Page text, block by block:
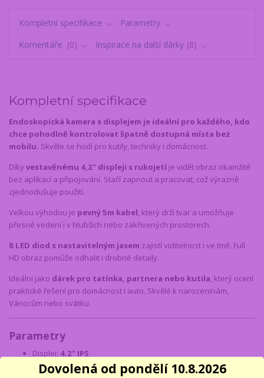
Kompletní specifikace
Parametry
Komentáře
0 Inspirace na další dárky 8
Kompletní specifikace
Endoskopická kamera s displejem je ideální pro každého, kdo
chce pohodlně kontrolovat špatně dostupná místa bez
mobilu. Skvěle se hodí pro kutily, techniky i domácnost.
Díky vestavěnému 4,2" displeji s rukojetí je vidět obraz okamžitě
bez aplikací a připojování. Stačí zapnout a pracovat, což výrazně
zjednodušuje použití.
Velkou výhodou je pevný 5m kabel, který drží tvar a umožňuje
přesné vedení i v hlubších nebo zakřivených prostorech.
8 LED diod s nastavitelným jasem zajistí viditelnost i ve tmě. Full
HD obraz pomůže odhalit i drobné detaily.
Ideální jako dárek pro tatínka, partnera nebo kutila, který ocení
praktické řešení pro domácnost i auto. Skvělé k narozeninám,
Vánocům nebo svátku.
Parametry
Displej: 4,2" IPS
Rozlišení:Full HD (2 Mpx)
Dovolená od pondělí 10.8.2026